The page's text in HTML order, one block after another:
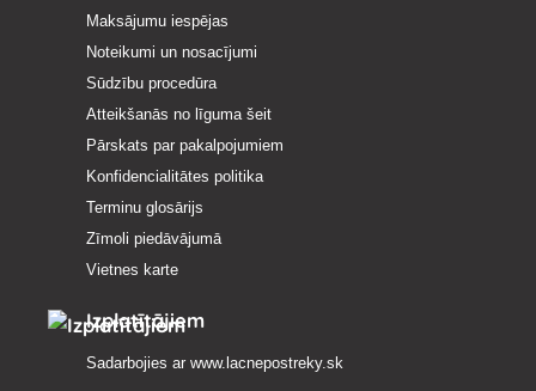
Maksājumu iespējas
Noteikumi un nosacījumi
Sūdzību procedūra
Atteikšanās no līguma šeit
Pārskats par pakalpojumiem
Konfidencialitātes politika
Terminu glosārijs
Zīmoli piedāvājumā
Vietnes karte
Izplatītājiem
Sadarbojies ar www.lacnepostreky.sk